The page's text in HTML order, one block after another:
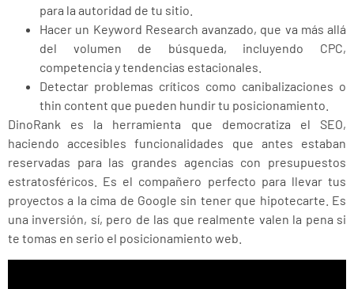
para la autoridad de tu sitio.
Hacer un Keyword Research avanzado, que va más allá
del volumen de búsqueda, incluyendo CPC,
competencia y tendencias estacionales.
Detectar problemas críticos como canibalizaciones o
thin content que pueden hundir tu posicionamiento.
DinoRank es la herramienta que democratiza el SEO,
haciendo accesibles funcionalidades que antes estaban
reservadas para las grandes agencias con presupuestos
estratosféricos. Es el compañero perfecto para llevar tus
proyectos a la cima de Google sin tener que hipotecarte. Es
una inversión, sí, pero de las que realmente valen la pena si
te tomas en serio el posicionamiento web.